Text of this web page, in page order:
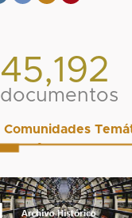
45,192
documentos
Comunidades